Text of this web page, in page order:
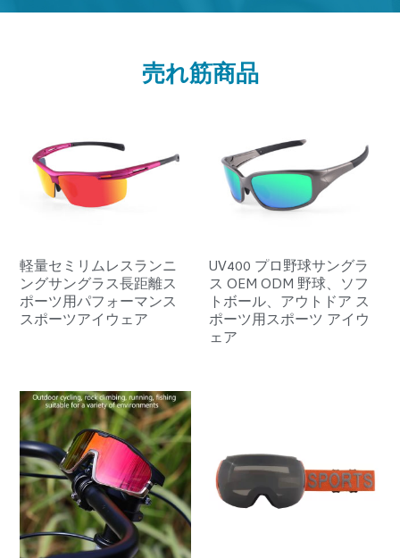
売れ筋商品
軽量セミリムレスランニ
ングサングラス長距離ス
ポーツ用パフォーマンス
スポーツアイウェア
UV400 プロ野球サングラ
ス OEM ODM 野球、ソフ
トボール、アウトドア ス
ポーツ用スポーツ アイウ
ェア